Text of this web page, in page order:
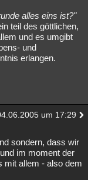
alles eins ist?"
teil des göttlichen,
und es umgibt
und
erlangen.
um 17:29
sondern, dass wir
im moment der
mit allem - also dem